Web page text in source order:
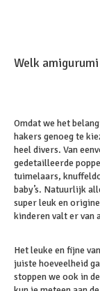
Welk
Omdat we het
hakers genoeg te
heel divers. Van
gedetailleerde
tuimelaars,
baby’s. Natuurlijk
super leuk en
kinderen valt er van
Het leuke en fijne
juiste hoeveelheid
stoppen we ook in